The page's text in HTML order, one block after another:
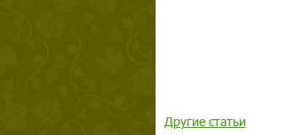
Другие статьи